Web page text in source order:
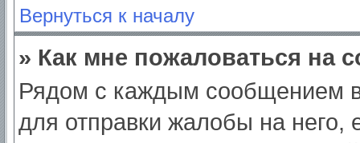
Вернуться к началу
» Как мне пожаловаться на
Рядом с каждым сообщением
для отправки жалобы на него,